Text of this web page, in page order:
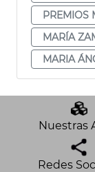
PREMIOS
MARÍA
MARIA
Nuestras
Redes